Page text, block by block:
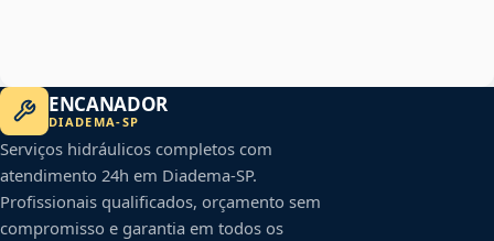
ENCANADOR
DIADEMA-SP
Serviços hidráulicos completos com
atendimento 24h em Diadema-SP.
Profissionais qualificados, orçamento sem
compromisso e garantia em todos os